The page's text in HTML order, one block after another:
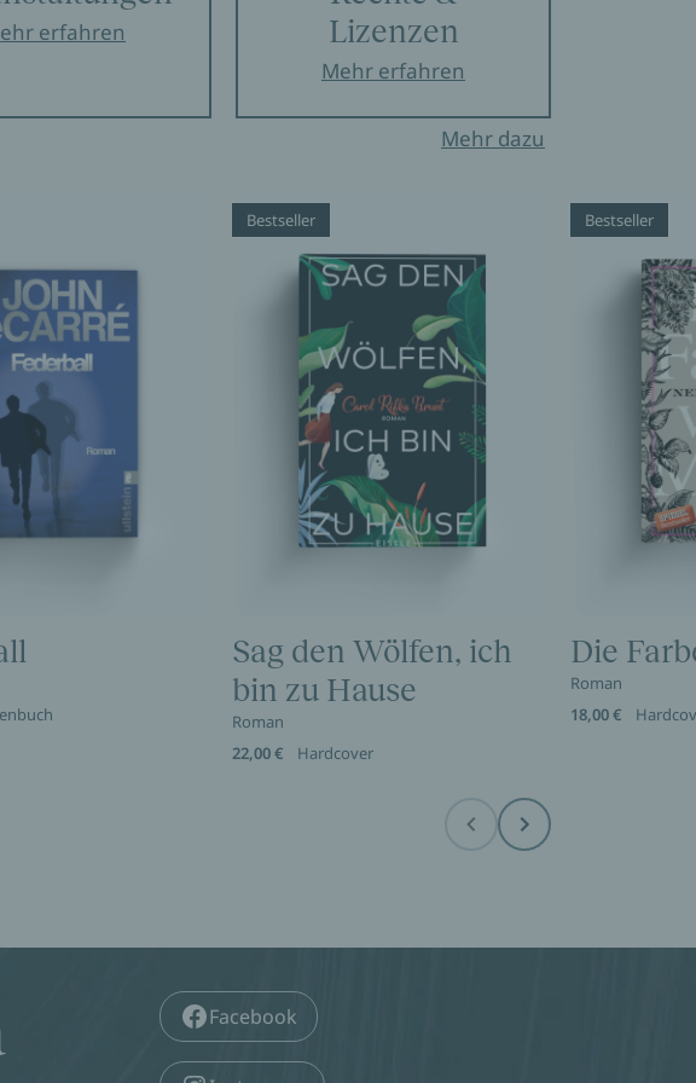
erfahren
Lizenzen
Mehr erfahren
Mehr dazu
Bestseller
Sag den Wölfen, ich
bin zu Hause
Roman
22,00 €
Hardcover
Bestseller
Die
Roman
18,00 €
Before Next
Facebook